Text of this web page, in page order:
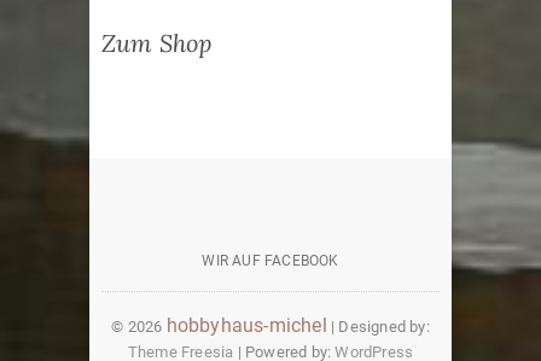
Zum Shop
auf
facebook
WIR AUF FACEBOOK
© 2026 hobbyhaus-michel | Designed by:
Theme Freesia | Powered by:WordPress